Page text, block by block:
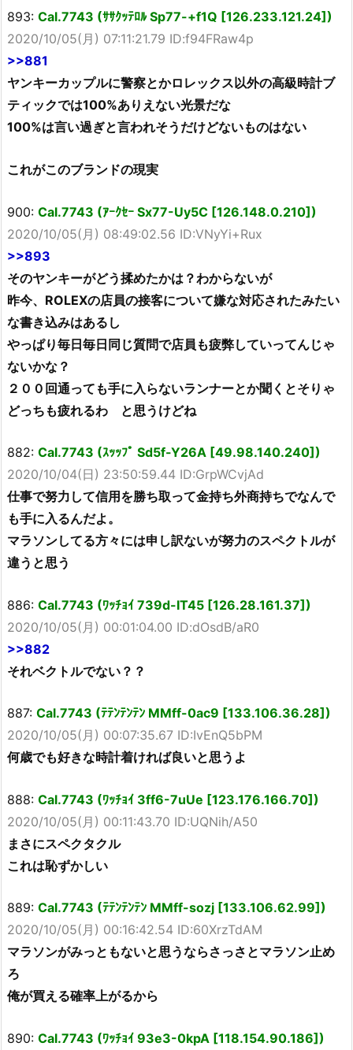
893: Cal.7743 (ｻｻｸｯﾃﾛﾙ Sp77-+f1Q [126.233.121.24])
2020/10/05(月) 07:11:21.79 ID:f94FRaw4p
>>881
ヤンキーカップルに警察とかロレックス以外の高級時計ブ
ティックでは100%ありえない光景だな
100%は言い過ぎと言われそうだけどないものはない
これがこのブランドの現実
900: Cal.7743 (ｱｰｸｾｰ Sx77-Uy5C [126.148.0.210])
2020/10/05(月) 08:49:02.56 ID:VNyYi+Rux
>>893
そのヤンキーがどう揉めたかは？わからないが
昨今、ROLEXの店員の接客について嫌な対応されたみたい
な書き込みはあるし
やっぱり毎日毎日同じ質問で店員も疲弊していってんじゃ
ないかな？
２００回通っても手に入らないランナーとか聞くとそりゃ
どっちも疲れるわ と思うけどね
882: Cal.7743 (ｽｯｯﾌﾟ Sd5f-Y26A [49.98.140.240])
2020/10/04(日) 23:50:59.44 ID:GrpWCvjAd
仕事で努力して信用を勝ち取って金持ち外商持ちでなんで
も手に入るんだよ。
マラソンしてる方々には申し訳ないが努力のスペクトルが
違うと思う
886: Cal.7743 (ﾜｯﾁｮｲ 739d-IT45 [126.28.161.37])
2020/10/05(月) 00:01:04.00 ID:dOsdB/aR0
>>882
それベクトルでない？？
887: Cal.7743 (ﾃﾃﾝﾃﾝﾃﾝ MMff-0ac9 [133.106.36.28])
2020/10/05(月) 00:07:35.67 ID:IvEnQ5bPM
何歳でも好きな時計着ければ良いと思うよ
888: Cal.7743 (ﾜｯﾁｮｲ 3ff6-7uUe [123.176.166.70])
2020/10/05(月) 00:11:43.70 ID:UQNih/A50
まさにスペクタクル
これは恥ずかしい
889: Cal.7743 (ﾃﾃﾝﾃﾝﾃﾝ MMff-sozj [133.106.62.99])
2020/10/05(月) 00:16:42.54 ID:60XrzTdAM
マラソンがみっともないと思うならさっさとマラソン止め
ろ
俺が買える確率上がるから
890: Cal.7743 (ﾜｯﾁｮｲ 93e3-0kpA [118.154.90.186])